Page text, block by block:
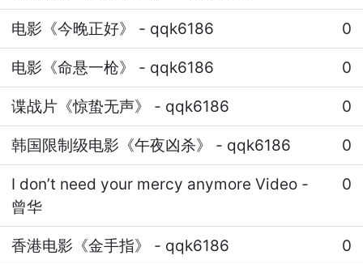
电影《今晚正好》 - qqk6186 0
电影《命悬一枪》 - qqk6186 0
谍战片《惊蛰无声》 - qqk6186 0
韩国限制级电影《午夜凶杀》 - qqk6186 0
I don’t need your mercy anymore Video -
曾华
0
香港电影《金手指》 - qqk6186 0